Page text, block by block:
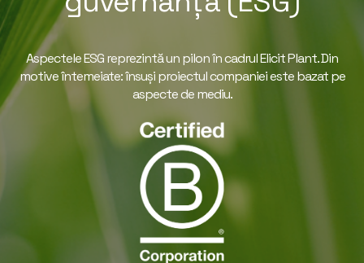
Aspectele ESG reprezintă un pilon în cadrul Elicit Plant. Din
motive întemeiate: însuși proiectul companiei este bazat pe
aspecte de mediu.